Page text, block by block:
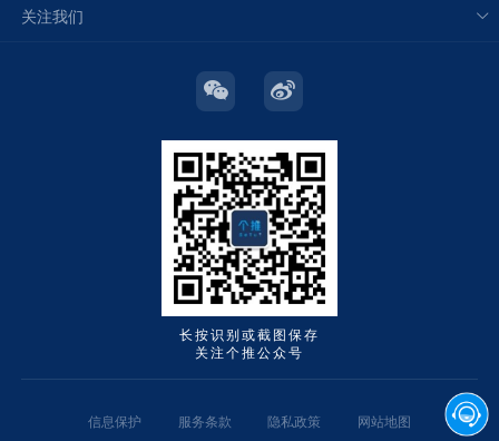
关注我们
长按识别或截图保存
关注个推公众号
信息保护 服务条款 隐私政策 网站地图